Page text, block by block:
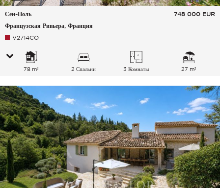
Сен-Поль
Французская Ривьера, Франция
748 000 EUR
V2714CO
78 m² 2 Спальни 3 Комнаты 27 m²